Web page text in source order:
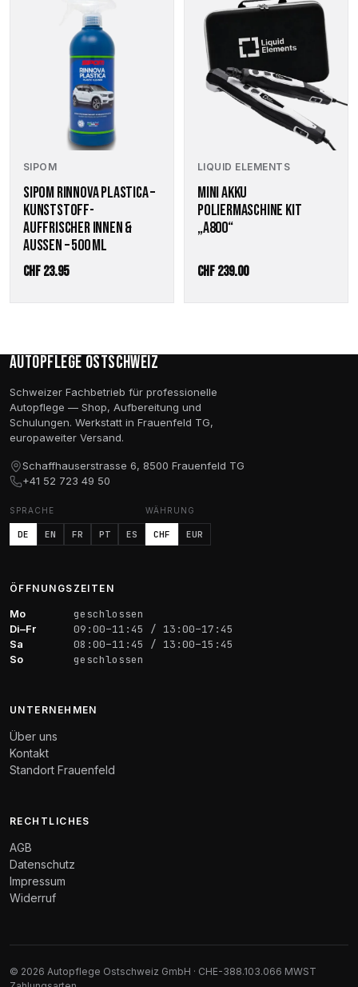
SIPOM
SIPOM RINNOVA PLASTICA –
KUNSTSTOFF-
AUFFRISCHER INNEN &
AUSSEN – 500 ML
CHF23.95
LIQUID ELEMENTS
MINI AKKU
POLIERMASCHINE KIT
„A800“
CHF239.00
Autopflege Ostschweiz
Schweizer Fachbetrieb für professionelle
Autopflege — Shop, Aufbereitung und
Schulungen. Werkstatt in Frauenfeld TG,
europaweiter Versand.
Schaffhauserstrasse 6, 8500 Frauenfeld TG
+41 52 723 49 50
SPRACHE
DE EN FR PT ES
WÄHRUNG
CHF EUR
ÖFFNUNGSZEITEN
Mo geschlossen
Di–Fr 09:00–11:45 / 13:00–17:45
Sa 08:00–11:45 / 13:00–15:45
So geschlossen
UNTERNEHMEN
Über uns
Kontakt
Standort Frauenfeld
RECHTLICHES
AGB
Datenschutz
Impressum
Widerruf
© 2026 Autopflege Ostschweiz GmbH · CHE-388.103.066 MWST